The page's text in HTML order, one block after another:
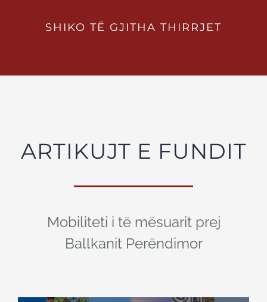
SHIKO TË GJITHA THIRRJET
ARTIKUJT E FUNDIT
Mobiliteti i të mësuarit prej
Ballkanit Perëndimor